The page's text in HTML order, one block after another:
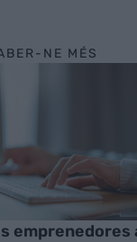
NE MÉS
emprenedores